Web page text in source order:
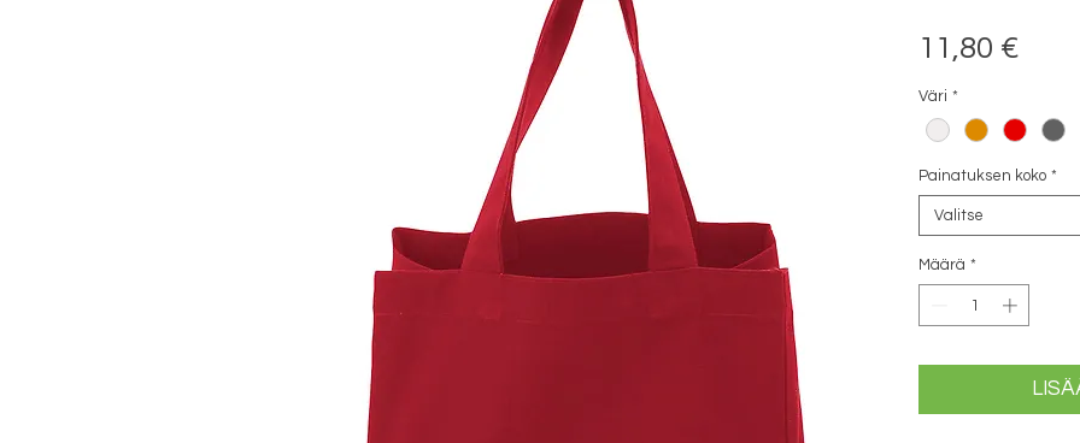
11,80 €
Väri *
Painatuksen koko *
Valitse
Määrä *